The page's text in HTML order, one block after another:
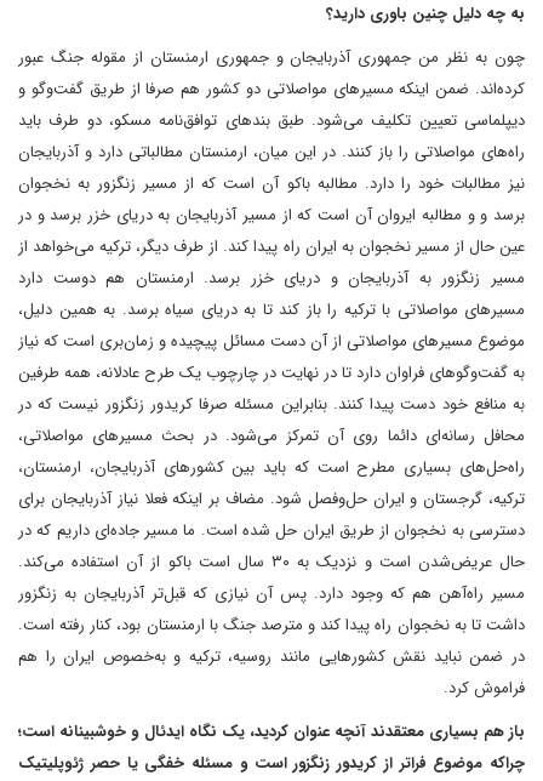
به چه دلیل چنین باوری دارید؟
چون به نظر من جمهوری آذربایجان و جمهوری ارمنستان از مقوله جنگ عبور
کرده‌اند. ضمن اینکه مسیرهای مواصلاتی دو کشور هم صرفا از طریق گفت‌وگو و
دیپلماسی تعیین تکلیف می‌شود. طبق بندهای توافق‌نامه مسکو، دو طرف باید
راه‌های مواصلاتی را باز کنند. در این میان، ارمنستان مطالباتی دارد و آذربایجان
نیز مطالبات خود را دارد. مطالبه باکو آن است که از مسیر زنگزور به نخجوان
برسد و و مطالبه ایروان آن است که از مسیر آذربایجان به دریای خزر برسد و در
عین حال از مسیر نخجوان به ایران راه پیدا کند. از طرف دیگر، ترکیه می‌خواهد از
مسیر زنگزور به آذربایجان و دریای خزر برسد. ارمنستان هم دوست دارد
‌مسیرهای مواصلاتی با ترکیه را باز کند تا به دریای سیاه برسد. به همین دلیل،
موضوع مسیرهای مواصلاتی از آن دست مسائل پیچیده و زمان‌بری است که نیاز
به گفت‌وگوهای فراوان دارد تا در نهایت‌ در چارچوب یک طرح عادلانه، همه طرفین
به منافع خود دست پیدا کنند. بنابراین مسئله صرفا کریدور زنگزور نیست که در
محافل رسانه‌ای دائما روی آن تمرکز می‌شود. در بحث مسیرهای مواصلاتی،
راه‌حل‌های بسیاری مطرح است که باید بین کشورهای آذربایجان، ارمنستان،
ترکیه، گرجستان و ایران حل‌وفصل شود. مضاف بر اینکه فعلا نیاز آذربایجان برای
دسترسی به نخجوان از طریق ایران حل شده است. ما مسیر جاده‌ای داریم که در
حال عریض‌شدن است و نزدیک به ۳۰ سال است‌ باکو از آن استفاده می‌کند.
مسیر راه‌آهن هم که وجود دارد. پس آن نیازی که قبل‌تر آذربایجان به زنگزور
داشت تا به نخجوان راه پیدا کند و مترصد جنگ با ارمنستان بود، کنار رفته است.
در ضمن نباید نقش کشورهایی مانند روسیه، ترکیه و به‌خصوص ایران را هم
فراموش کرد.
باز هم بسیاری معتقدند آنچه ‌عنوان کردید، یک نگاه ایدئال و خوشبینانه است؛
چرا‌که موضوع فراتر از کریدور زنگزور است و مسئله خفگی یا حصر ژئوپلیتیک